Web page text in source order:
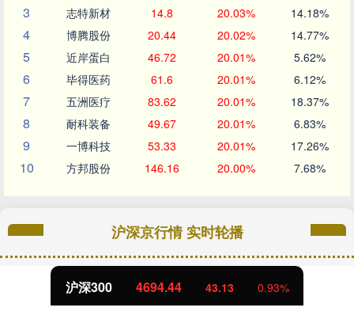
3 志特新材 14.8 20.03% 14.18%
4 博腾股份 20.44 20.02% 14.77%
5 近岸蛋白 46.72 20.01% 5.62%
6 毕得医药 61.6 20.01% 6.12%
7 五洲医疗 83.62 20.01% 18.37%
8 耐科装备 49.67 20.01% 6.83%
9 一博科技 53.33 20.01% 17.26%
10 方邦股份 146.16 20.00% 7.68%
沪深京行情 实时轮播
沪深300 4694.44 43.13 0.93%